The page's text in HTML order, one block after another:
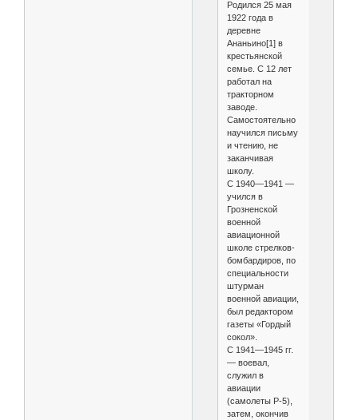
Родился 25 мая
1922 года в
деревне
Ананьино[1] в
крестьянской
семье. С 12 лет
работал на
тракторном
заводе.
Самостоятельно
научился письму
и чтению, не
заканчивая
школу.
С 1940—1941 —
учился в
Грозненской
военной
авиационной
школе стрелков-
бомбардиров, по
специальности
штурман
военной авиации,
был редактором
газеты «Гордый
сокол».
С 1941—1945 гг.
— воевал,
служил в
авиации
(самолеты Р-5),
затем, окончив